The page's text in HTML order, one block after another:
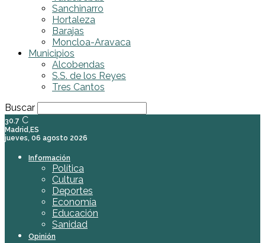
Sanchinarro
Hortaleza
Barajas
Moncloa-Aravaca
Municipios
Alcobendas
S.S. de los Reyes
Tres Cantos
Buscar
30.7 C
Madrid,ES
jueves, 06 agosto 2026
Información
Política
Cultura
Deportes
Economía
Educación
Sanidad
Opinión